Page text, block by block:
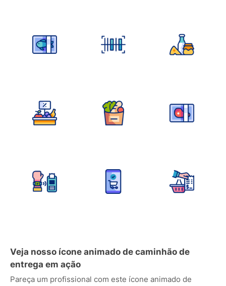
Veja nosso ícone animado de caminhão de
entrega em ação
Pareça um profissional com este ícone animado de